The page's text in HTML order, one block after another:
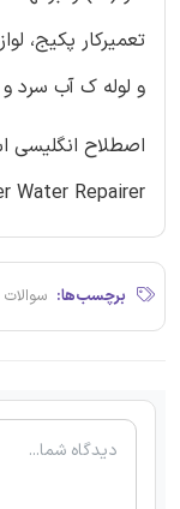
تعمیرکار پکیج،
و لوله ک آب سرد
اصطلاح انگلیسی
Water Repairer
برچسب‌ها: